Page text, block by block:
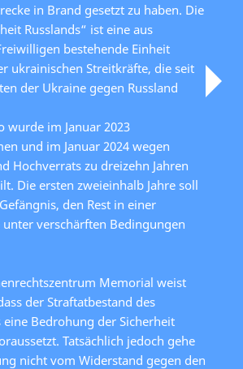
in Brand gesetzt zu haben. Die
Russlands“ ist eine aus
bestehende Einheit
ukrainischen Streitkräfte, die seit
der Ukraine gegen Russland
wurde im Januar 2023
und im Januar 2024 wegen
Hochverrats zu dreizehn Jahren
Die ersten zweieinhalb Jahre soll
den Rest in einer
verschärften Bedingungen
Memorial weist
der Straftatbestand des
eine Bedrohung der Sicherheit
Tatsächlich jedoch gehe
nicht vom Widerstand gegen den